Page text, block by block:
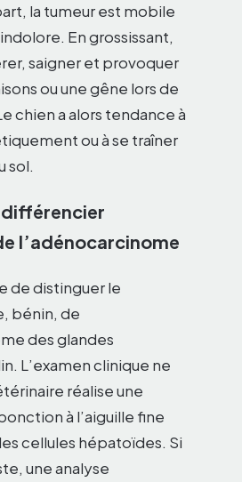
la tumeur est mobile
En grossissant,
saigner et provoquer
ou une gêne lors de
chien a alors tendance à
ou à se traîner
sol.
l’adénocarcinome
de distinguer le
bénin, de
des glandes
L’examen clinique ne
réalise une
à l’aiguille fine
cellules hépatoïdes. Si
une analyse